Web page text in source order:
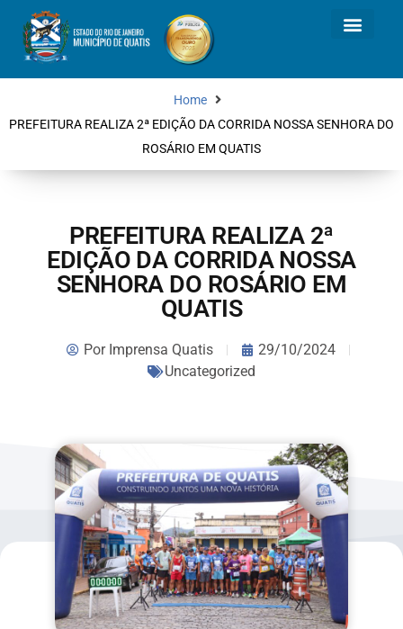
Home
PREFEITURA REALIZA 2ª EDIÇÃO DA CORRIDA NOSSA SENHORA DO
ROSÁRIO EM QUATIS
PREFEITURA REALIZA 2ª
EDIÇÃO DA CORRIDA NOSSA
SENHORA DO ROSÁRIO EM
QUATIS
PorImprensa Quatis
29/10/2024
Uncategorized